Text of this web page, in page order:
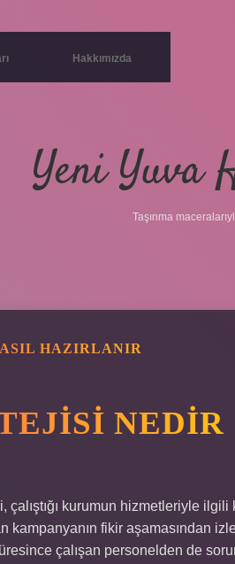
Hakkımızda
Yeni Yuva
Taşınma
HAZIRLANIR
NEDIR
kurumun hizmetleriyle ilgili
fikir aşamasından
çalışan personelden de